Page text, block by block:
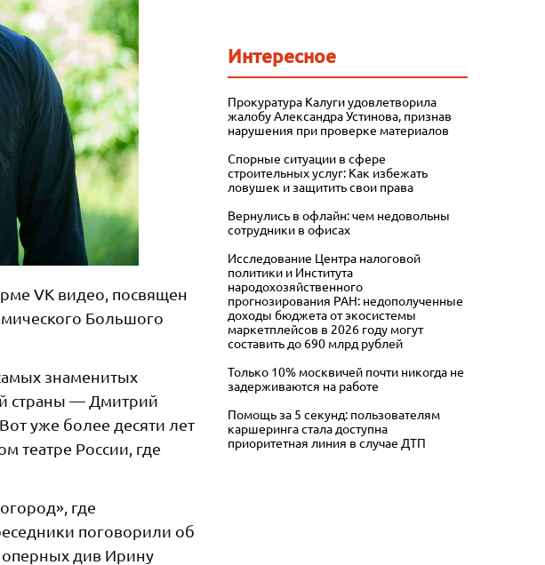
VK видео, посвящен
Большого
знаменитых
страны — Дмитрий
уже более десяти лет
театре России, где
где
поговорили об
оперных див Ирину
Интересное
Прокуратура Калуги удовлетворила
жалобу Александра Устинова, признав
нарушения при проверке материалов
Спорные ситуации в сфере
строительных услуг: Как избежать
ловушек и защитить свои права
Вернулись в офлайн: чем недовольны
сотрудники в офисах
Исследование Центра налоговой
политики и Института
народохозяйственного
прогнозирования РАН: недополученные
доходы бюджета от экосистемы
маркетплейсов в 2026 году могут
составить до 690 млрд рублей
Только 10% москвичей почти никогда не
задерживаются на работе
Помощь за 5 секунд: пользователям
каршеринга стала доступна
приоритетная линия в случае ДТП